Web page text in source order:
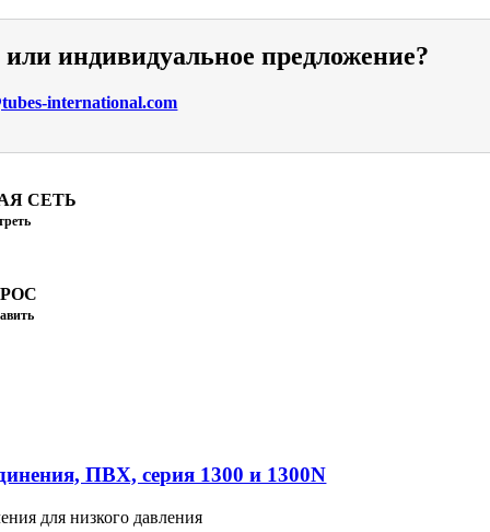
индивидуальное предложение?
international.com
СЕТЬ
ПВХ, серия 1300 и 1300N
для низкого давления